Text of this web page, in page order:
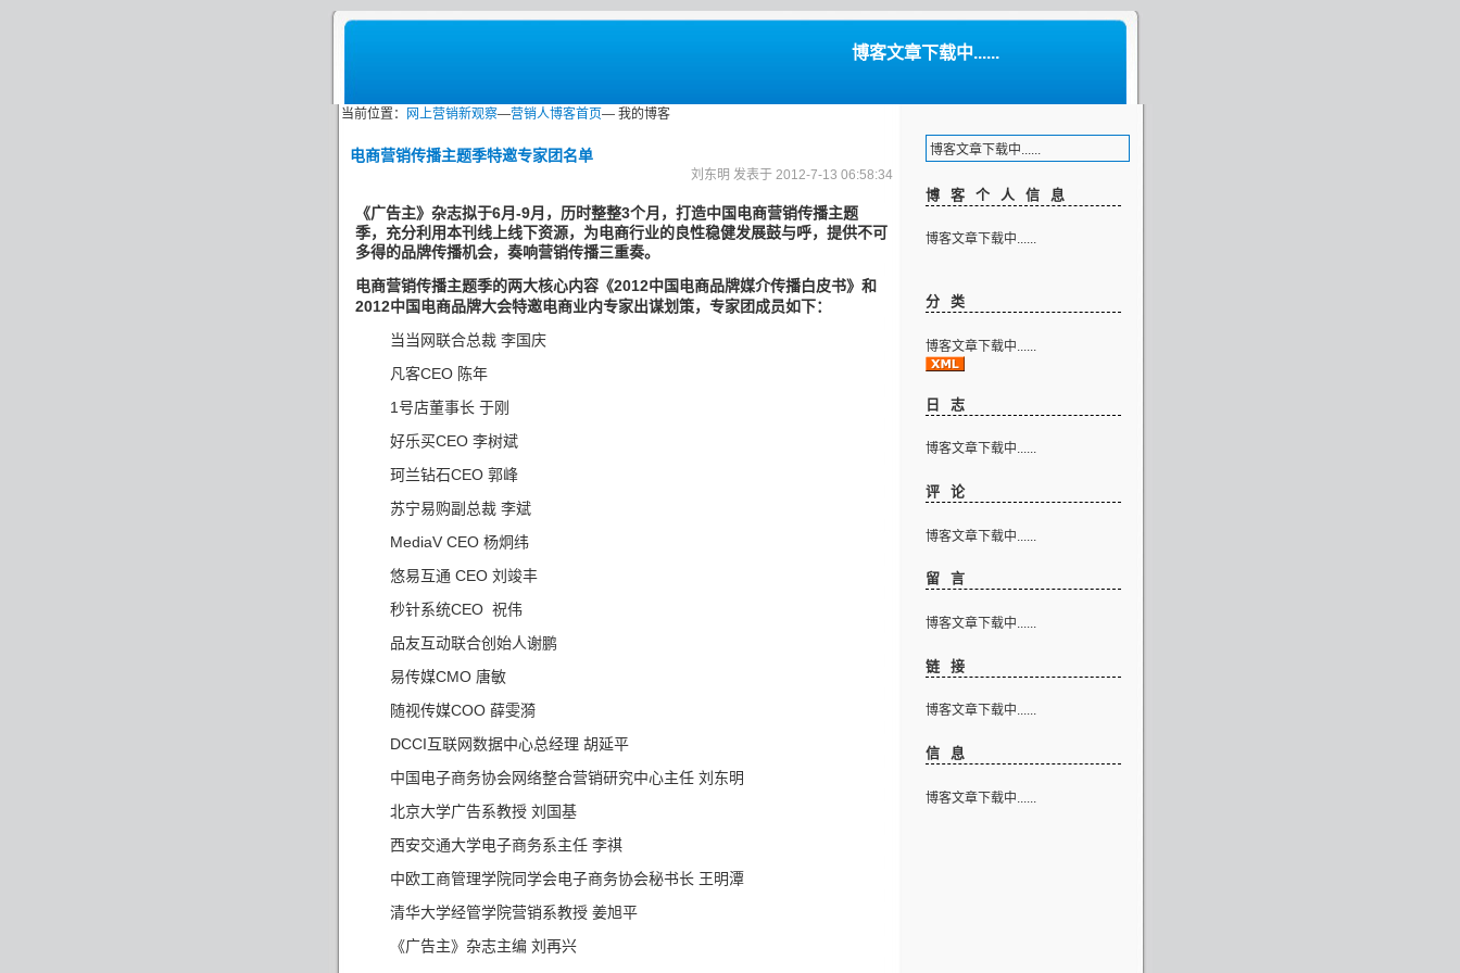
博客文章下载中......
当前位置： 网上营销新观察—营销人博客首页— 我的博客
电商营销传播主题季特邀专家团名单
刘东明 发表于 2012-7-13 06:58:34
《广告主》杂志拟于6月 -9月，历时整整3个月，打造中国电商营销传播主题
季，充分利用本刊线上线下资源，为电商行业的良性稳健发展鼓与呼，提供不可
多得的品牌传播机会，奏响营销传播三重奏。
电商营销传播主题季的两大核心内容《2012中国电商品牌媒介传播白皮书》和
2012中国电商品牌大会特邀电商业内专家出谋划策，专家团成员如下：
当当网联合总裁 李国庆
凡客CEO 陈年
1 号店董事长 于刚
好乐买CEO 李树斌
珂兰钻石CEO 郭峰
苏宁易购副总裁 李斌
MediaV CEO 杨炯纬
悠易互通 CEO 刘竣丰
秒针系统CEO 祝伟
品友互动联合创始人谢鹏
易传媒CMO 唐敏
随视传媒COO 薛雯漪
DCCI 互联网数据中心总经理 胡延平
中国电子商务协会网络整合营销研究中心主任 刘东明
北京大学广告系教授 刘国基
西安交通大学电子商务系主任 李祺
中欧工商管理学院同学会电子商务协会秘书长 王明潭
清华大学经管学院营销系教授 姜旭平
《广告主》杂志主编 刘再兴
博客文章下载中......
博客个人信息
博客文章下载中......
分类
博客文章下载中......
日志
博客文章下载中......
评论
博客文章下载中......
留言
博客文章下载中......
链接
博客文章下载中......
信息
博客文章下载中......